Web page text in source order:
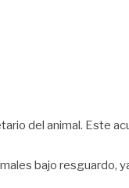
del animal. Este
bajo resguardo,